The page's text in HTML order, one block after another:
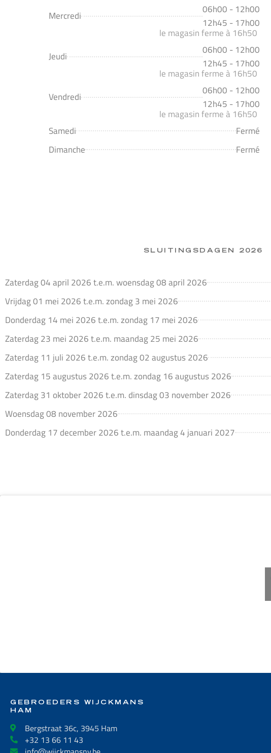
Mercredi
06h00 - 12h00
12h45 - 17h00
le magasin ferme à 16h50
Jeudi
06h00 - 12h00
12h45 - 17h00
le magasin ferme à 16h50
Vendredi
06h00 - 12h00
12h45 - 17h00
le magasin ferme à 16h50
Samedi
Fermé
Dimanche
Fermé
SLUITINGSDAGEN 2026
Zaterdag 04 april 2026 t.e.m. woensdag 08 april 2026
Vrijdag 01 mei 2026 t.e.m. zondag 3 mei 2026
Donderdag 14 mei 2026 t.e.m. zondag 17 mei 2026
Zaterdag 23 mei 2026 t.e.m. maandag 25 mei 2026
Zaterdag 11 juli 2026 t.e.m. zondag 02 augustus 2026
Zaterdag 15 augustus 2026 t.e.m. zondag 16 augustus 2026
Zaterdag 31 oktober 2026 t.e.m. dinsdag 03 november 2026
Woensdag 08 november 2026
Donderdag 17 december 2026 t.e.m. maandag 4 januari 2027
GEBROEDERS WIJCKMANS
HAM
Bergstraat 36c, 3945 Ham
+32 13 66 11 43